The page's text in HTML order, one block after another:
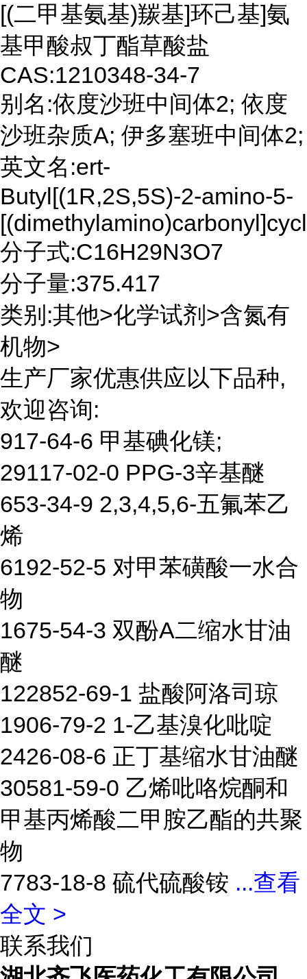
[(二甲基氨基)羰基]环己基]氨
基甲酸叔丁酯草酸盐
CAS:1210348-34-7
别名:依度沙班中间体2; 依度
沙班杂质A; 伊多塞班中间体2;
英文名:ert-
Butyl[(1R,2S,5S)-2-amino-5-
分子式:C16H29N3O7
分子量:375.417
类别:其他>化学试剂>含氮有
机物>
生产厂家优惠供应以下品种,
欢迎咨询:
917-64-6 甲基碘化镁;
29117-02-0 PPG-3辛基醚
653-34-9 2,3,4,5,6-五氟苯乙
烯
6192-52-5 对甲苯磺酸一水合
物
1675-54-3 双酚A二缩水甘油
醚
122852-69-1 盐酸阿洛司琼
1906-79-2 1-乙基溴化吡啶
2426-08-6 正丁基缩水甘油醚
30581-59-0 乙烯吡咯烷酮和
甲基丙烯酸二甲胺乙酯的共聚
物
7783-18-8 硫代硫酸铵 ...查看
全文 >
联系我们